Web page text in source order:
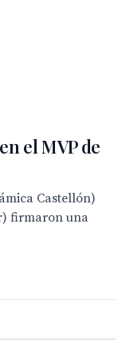
el MVP de
Castellón)
firmaron una